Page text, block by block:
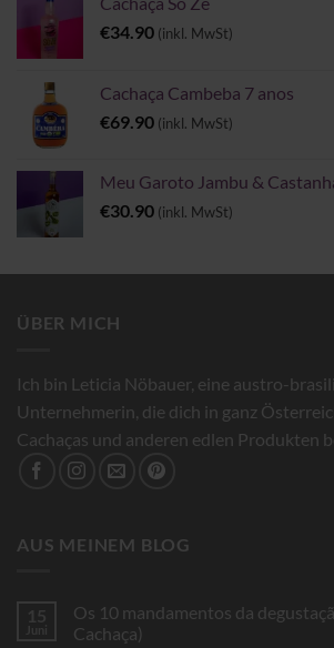
€34.90 (inkl. MwSt)
Cachaça Cambeba 7 anos
€69.90 (inkl. MwSt)
Meu Garoto Jambu &
€30.90 (inkl. MwSt)
ÜBER MICH
Ich bin Leticia Nöbauer, eine austro-
Unternehmerin, die dich in ganz
Cachaças und anderen edlen Produkten
AUS MEINEM BLOG
15
Juni
Os 10 mandamentos da
Cachaça)